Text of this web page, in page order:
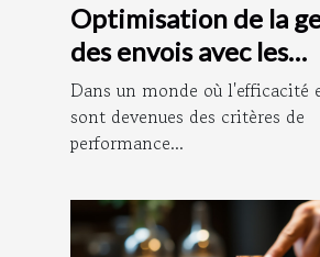
Optimisation de la
des envois avec les
plateformes
d'affranchissement
Dans un monde où l'efficacité
sont devenues des critères de
performance...